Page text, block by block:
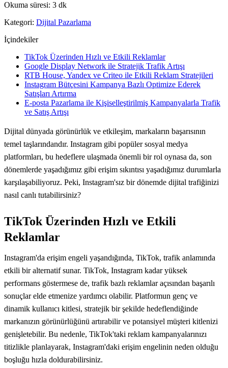
Okuma süresi: 3 dk
Kategori: Dijital Pazarlama
İçindekiler
TikTok Üzerinden Hızlı ve Etkili Reklamlar
Google Display Network ile Stratejik Trafik Artışı
RTB House, Yandex ve Criteo ile Etkili Reklam Stratejileri
Instagram Bütçesini Kampanya Bazlı Optimize Ederek
Satışları Artırma
E-posta Pazarlama ile Kişiselleştirilmiş Kampanyalarla Trafik
ve Satış Artışı
Dijital dünyada görünürlük ve etkileşim, markaların başarısının
temel taşlarındandır. Instagram gibi popüler sosyal medya
platformları, bu hedeflere ulaşmada önemli bir rol oynasa da, son
dönemlerde yaşadığımız gibi erişim sıkıntısı yaşadığımız durumlarla
karşılaşabiliyoruz. Peki, Instagram'sız bir dönemde dijital trafiğinizi
nasıl canlı tutabilirsiniz?
TikTok Üzerinden Hızlı ve Etkili
Reklamlar
Instagram'da erişim engeli yaşandığında, TikTok, trafik anlamında
etkili bir alternatif sunar. TikTok, Instagram kadar yüksek
performans göstermese de, trafik bazlı reklamlar açısından başarılı
sonuçlar elde etmenize yardımcı olabilir. Platformun genç ve
dinamik kullanıcı kitlesi, stratejik bir şekilde hedeflendiğinde
markanızın görünürlüğünü artırabilir ve potansiyel müşteri kitlenizi
genişletebilir. Bu nedenle, TikTok'taki reklam kampanyalarınızı
titizlikle planlayarak, Instagram'daki erişim engelinin neden olduğu
boşluğu hızla doldurabilirsiniz.